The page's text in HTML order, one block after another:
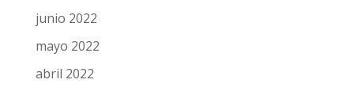
junio 2022
mayo 2022
abril 2022